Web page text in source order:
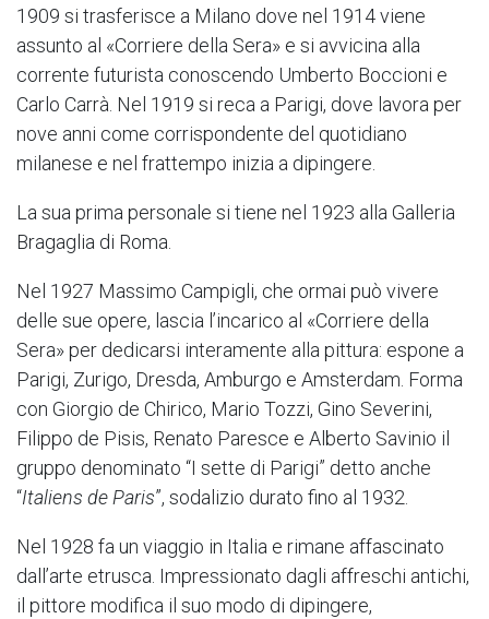
1909 si trasferisce a Milano dove nel 1914 viene
assunto al «Corriere della Sera» e si avvicina alla
corrente futurista conoscendo Umberto Boccioni e
Carlo Carrà. Nel 1919 si reca a Parigi, dove lavora per
nove anni come corrispondente del quotidiano
milanese e nel frattempo inizia a dipingere.
La sua prima personale si tiene nel 1923 alla Galleria
Bragaglia di Roma.
Nel 1927 Massimo Campigli, che ormai può vivere
delle sue opere, lascia l’incarico al «Corriere della
Sera» per dedicarsi interamente alla pittura: espone a
Parigi, Zurigo, Dresda, Amburgo e Amsterdam. Forma
con Giorgio de Chirico, Mario Tozzi, Gino Severini,
Filippo de Pisis, Renato Paresce e Alberto Savinio il
gruppo denominato “I sette di Parigi” detto anche
“Italiens de Paris”, sodalizio durato fino al 1932.
Nel 1928 fa un viaggio in Italia e rimane affascinato
dall’arte etrusca. Impressionato dagli affreschi antichi,
il pittore modifica il suo modo di dipingere,